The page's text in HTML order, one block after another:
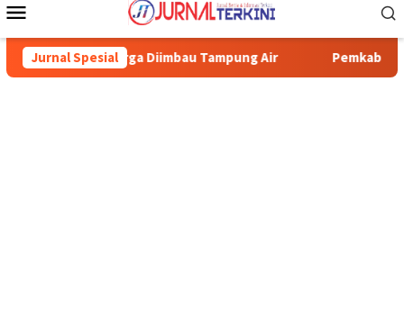
Mobile
Jurnal Spesial
Diimbau Tampung Air Pemkab Karimun minta